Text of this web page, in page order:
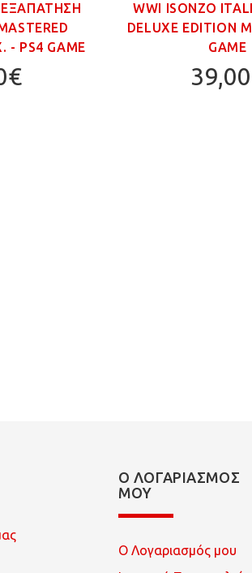
ΕΞΑΠΑΤΗΣΗ
PS4 GAME
WWI ISONZO
DELUXE EDITION
GAME
Ο ΛΟΓΑΡΙΑΣΜΌΣ
ΜΟΥ
Ο Λογαριασμός μου